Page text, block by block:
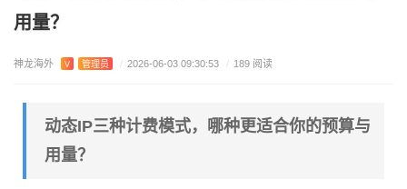
用量？
神龙海外 V 管理员 / 2026-06-03 09:30:53 / 189 阅读
动态IP三种计费模式，哪种更适合你的预算与
用量？